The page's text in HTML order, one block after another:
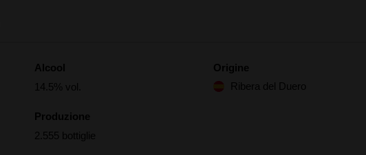
Alcool
14.5% vol.
Produzione
2.555 bottiglie
Origine
Ribera del Duero